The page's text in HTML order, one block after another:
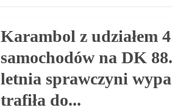
Karambol z udziałem 4
samochodów na DK
letnia sprawczyni
trafiła do...